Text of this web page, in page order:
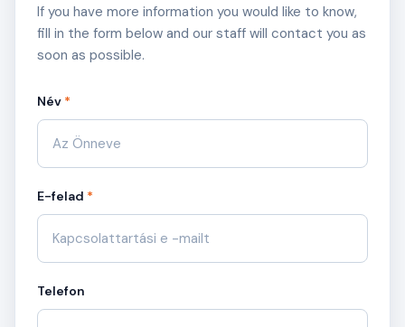
If you have more information you would like to know,
fill in the form below and our staff will contact you as
soon as possible.
Név *
E-felad *
Telefon